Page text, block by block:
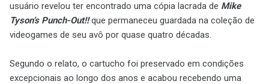
usuário revelou ter encontrado uma cópia lacrada de Mike
Tyson’s Punch-Out!!que permaneceu guardada na coleção de
videogames de seu avô por quase quatro décadas.
Segundo o relato, o cartucho foi preservado em condições
excepcionais ao longo dos anos e acabou recebendo uma